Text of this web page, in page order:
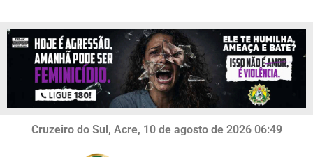
Cruzeiro do Sul, Acre, 10 de agosto de 2026 06:49